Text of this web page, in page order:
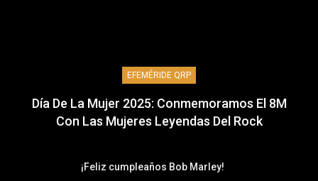
EFEMÉRIDE QRP
Día De La Mujer 2025: Conmemoramos El 8M
Con Las Mujeres Leyendas Del Rock
¡Feliz cumpleaños Bob Marley!